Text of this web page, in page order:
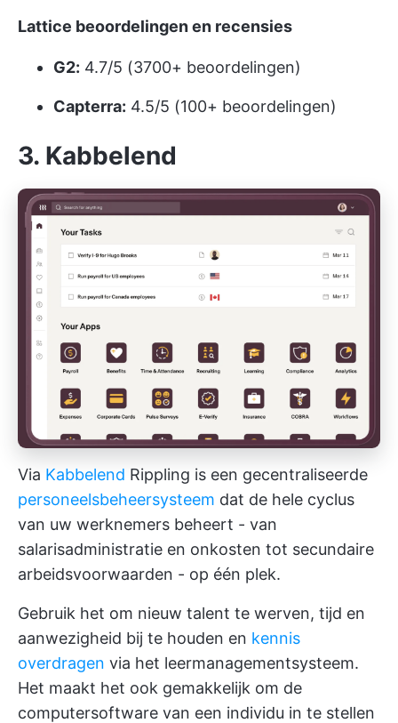
Lattice beoordelingen en recensies
G2: 4.7/5 (3700+ beoordelingen)
Capterra: 4.5/5 (100+ beoordelingen)
3. Kabbelend
Via Kabbelend Rippling is een gecentraliseerde
personeelsbeheersysteem dat de hele cyclus
van uw werknemers beheert - van
salarisadministratie en onkosten tot secundaire
arbeidsvoorwaarden - op één plek.
Gebruik het om nieuw talent te werven, tijd en
aanwezigheid bij te houden en kennis
overdragen via het leermanagementsysteem.
Het maakt het ook gemakkelijk om de
computersoftware van een individu in te stellen